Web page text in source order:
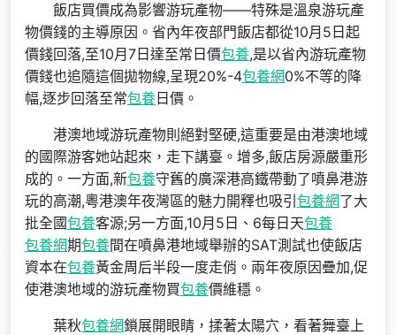
飯店買價成為影響游玩產物——特殊是溫泉游玩產
物價錢的主導原因。省內年夜部門飯店都從10月5日起
價錢回落,至10月7日達至常日價包養,是以省內游玩產物
價錢也追隨這個拋物線,呈現20%-4包養網0%不等的降
幅,逐步回落至常包養 日價。
港澳地域游玩產物則絕對堅硬,這重要是由港澳地域
的國際游客她站起來，走下講臺。增多,飯店房源嚴重形
成的。一方面,新包養守舊的廣深港高鐵帶動了噴鼻港游
玩的高潮,粵港澳年夜灣區的魅力開釋也吸引 包養網了大
批全國包養客源;另一方面,10月5日、6每日天包養
包養網期包養間在噴鼻港地域舉辦的SAT測試也使飯店
資本在包養黃金周后半段一度走俏。兩年夜原因疊加,促
使港澳地域的游玩產物買包養價維穩。
葉秋包養網鎖展開眼睛，揉著太陽穴，看著舞臺上